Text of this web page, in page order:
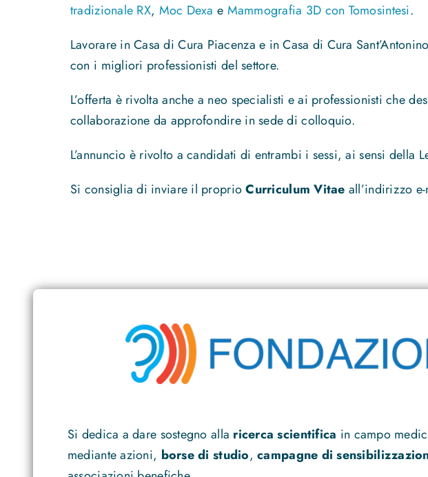
tradizionale RX, Moc Dexa e Mammografia 3D con Tomosintesi.
Lavorare in Casa di Cura Piacenza e in Casa di Cura
con i migliori professionisti del settore.
L’offerta è rivolta anche a neo specialisti e ai professionisti che
collaborazione da approfondire in sede di colloquio.
L’annuncio è rivolto a candidati di entrambi i sessi, ai sensi della
Si consiglia di inviare il proprioCurriculum Vitae all’indirizzo
Si dedica a dare sostegno alla ricerca scientifica in campo
mediante azioni, borse di studio,campagne di